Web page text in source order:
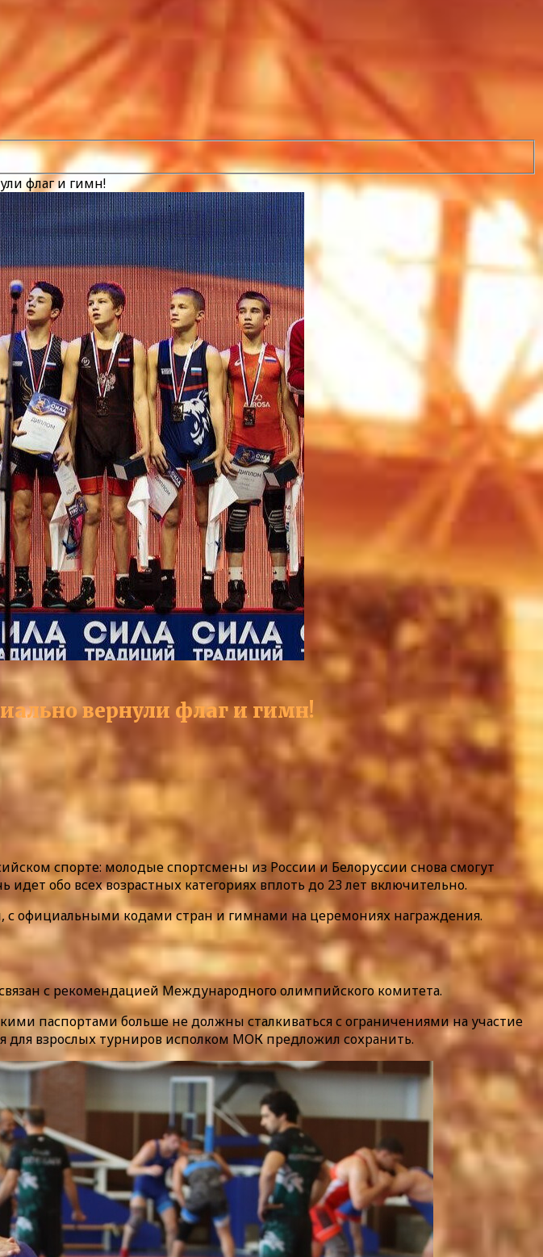
флаг и гимн!
вернули флаг и гимн!
спорте: молодые спортсмены из России и Белоруссии снова смогут
обо всех возрастных категориях вплоть до 23 лет включительно.
с официальными кодами стран и гимнами на церемониях награждения.
с рекомендацией Международного олимпийского комитета.
паспортами больше не должны сталкиваться с ограничениями на участие
взрослых турниров исполком МОК предложил сохранить.